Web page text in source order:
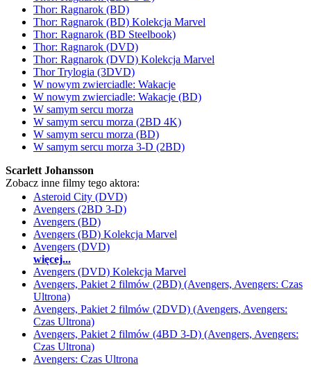
Thor: Ragnarok (BD)
Thor: Ragnarok (BD) Kolekcja Marvel
Thor: Ragnarok (BD Steelbook)
Thor: Ragnarok (DVD)
Thor: Ragnarok (DVD) Kolekcja Marvel
Thor Trylogia (3DVD)
W nowym zwierciadle: Wakacje
W nowym zwierciadle: Wakacje (BD)
W samym sercu morza
W samym sercu morza (2BD 4K)
W samym sercu morza (BD)
W samym sercu morza 3-D (2BD)
Scarlett Johansson
Zobacz inne filmy tego aktora:
Asteroid City (DVD)
Avengers (2BD 3-D)
Avengers (BD)
Avengers (BD) Kolekcja Marvel
Avengers (DVD)
więcej...
Avengers (DVD) Kolekcja Marvel
Avengers, Pakiet 2 filmów (2BD) (Avengers, Avengers: Czas
Ultrona)
Avengers, Pakiet 2 filmów (2DVD) (Avengers, Avengers:
Czas Ultrona)
Avengers, Pakiet 2 filmów (4BD 3-D) (Avengers, Avengers:
Czas Ultrona)
Avengers: Czas Ultrona